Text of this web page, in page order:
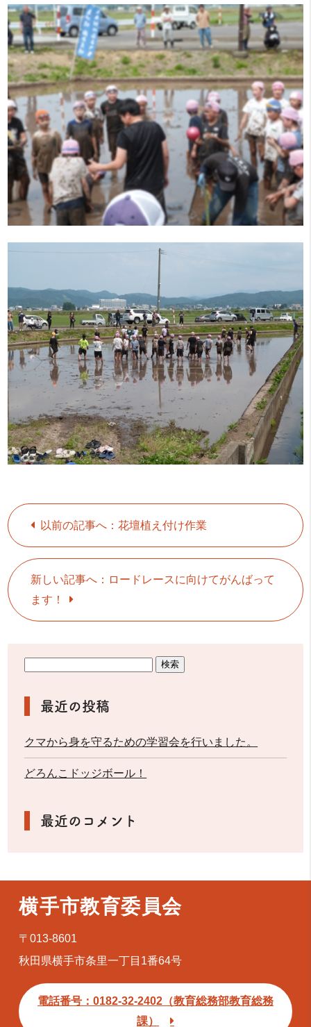
以前の記事へ：花壇植え付け作業
新しい記事へ：ロードレースに向けてがんばって
ます！
最近の投稿
クマから身を守るための学習会を行いました。
どろんこドッジボール！
最近のコメント
横手市教育委員会
〒013-8601
秋田県横手市条里一丁目1番64号
電話番号：0182-32-2402（教育総務部教育総務
課）